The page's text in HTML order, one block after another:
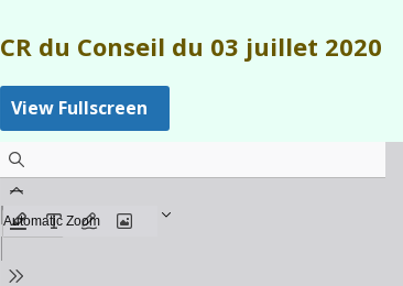
CR du Conseil du 03 juillet 2020
View Fullscreen